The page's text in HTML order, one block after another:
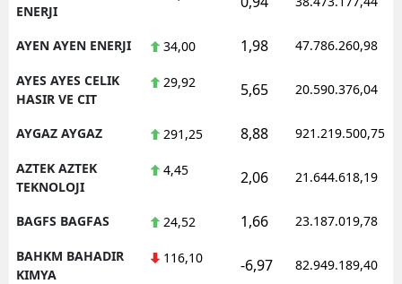
ENERJI
AYEN AYEN ENERJI 34,00 1,98 47.786.260,98
AYES AYES CELIK
HASIR VE CIT
29,92 5,65 20.590.376,04
AYGAZ AYGAZ 291,25 8,88 921.219.500,75
AZTEK AZTEK
TEKNOLOJI
4,45 2,06 21.644.618,19
BAGFS BAGFAS 24,52 1,66 23.187.019,78
BAHKM BAHADIR
KIMYA
116,10 -6,97 82.949.189,40